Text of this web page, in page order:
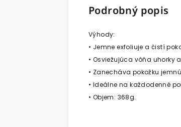
Podrobný popis
Výhody:
• Jemne exfoliuje a čistí
• Osviežujúca vôňa uhorky
• Zanecháva pokožku
• Ideálne na každodenné
• Objem: 368g.